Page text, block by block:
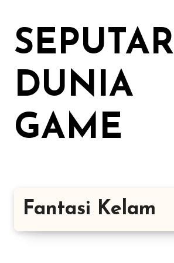
kontenSEPUTAR
DUNIA
GAME
Fantasi Kelam